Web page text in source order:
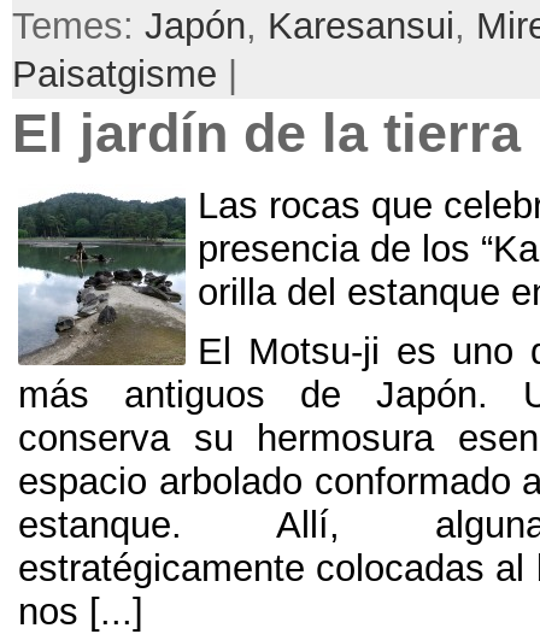
Temes: Japón, Karesansui,
Paisatgisme
El jardín de la tierra
Las rocas que
presencia de los “
orilla del estanque
El Motsu-ji es uno
más antiguos de Japón.
conserva su hermosura
espacio arbolado conformado
estanque. Allí,
estratégicamente colocadas al
nos [...]